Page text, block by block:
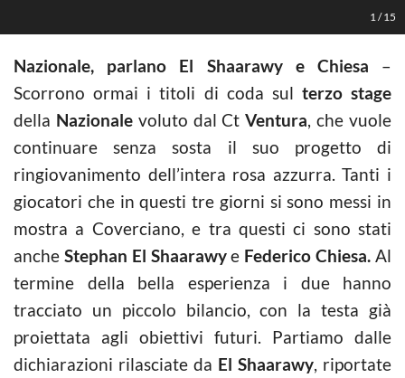
1 /15
Nazionale, parlano El Shaarawy e Chiesa –
Scorrono ormai i titoli di coda sul terzo stage
della Nazionalevoluto dal CtVentura, che vuole
continuare senza sosta il suo progetto di
ringiovanimento dell’intera rosa azzurra. Tanti i
giocatori che in questi tre giorni si sono messi in
mostra a Coverciano, e tra questi ci sono stati
anche Stephan El Shaarawye Federico Chiesa.Al
termine della bella esperienza i due hanno
tracciato un piccolo bilancio, con la testa già
proiettata agli obiettivi futuri. Partiamo dalle
dichiarazioni rilasciate da El Shaarawy, riportate